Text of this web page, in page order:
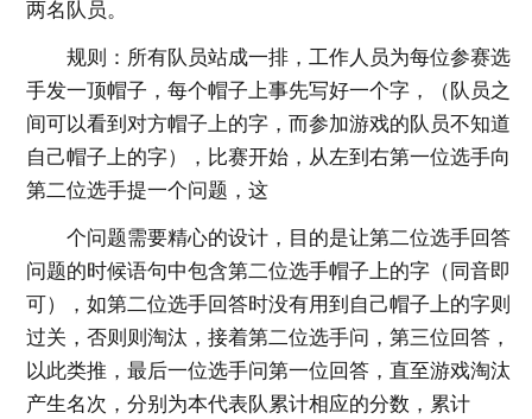
两名队员。
规则：所有队员站成一排，工作人员为每位参赛选
手发一顶帽子，每个帽子上事先写好一个字，（队员之
间可以看到对方帽子上的字，而参加游戏的队员不知道
自己帽子上的字），比赛开始，从左到右第一位选手向
第二位选手提一个问题，这
个问题需要精心的设计，目的是让第二位选手回答
问题的时候语句中包含第二位选手帽子上的字（同音即
可），如第二位选手回答时没有用到自己帽子上的字则
过关，否则则淘汰，接着第二位选手问，第三位回答，
以此类推，最后一位选手问第一位回答，直至游戏淘汰
产生名次，分别为本代表队累计相应的分数，累计